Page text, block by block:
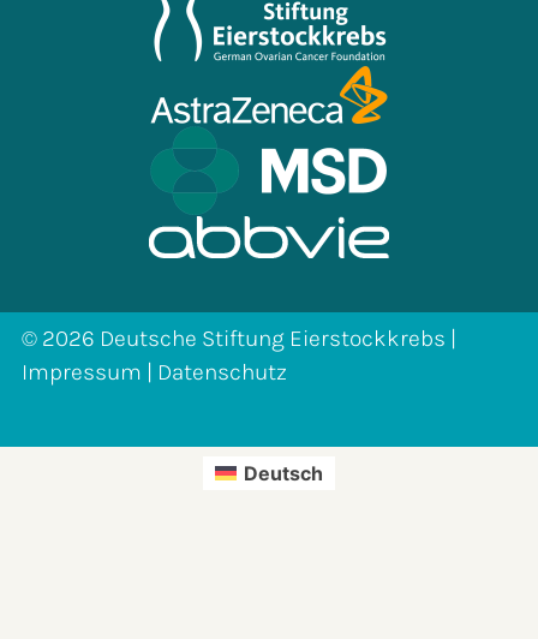
© 2026 Deutsche Stiftung Eierstockkrebs |
Impressum | Datenschutz
Deutsch